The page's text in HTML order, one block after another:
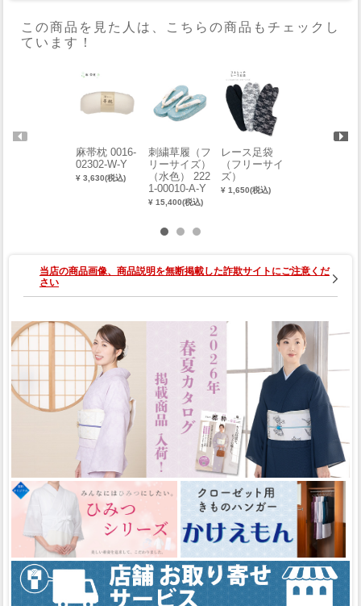
この商品を見た人は、こちらの商品もチェックし
ています！
麻帯枕 0016-
02302-W-Y
¥ 3,630(税込)
刺繍草履（フ
リーサイズ）
（水色） 222
1-00010-A-Y
¥ 15,400(税込)
レース足袋
（フリーサイ
ズ）
¥ 1,650(税込)
当店の商品画像、商品説明を無断掲載した詐欺サイトにご注意くだ
さい